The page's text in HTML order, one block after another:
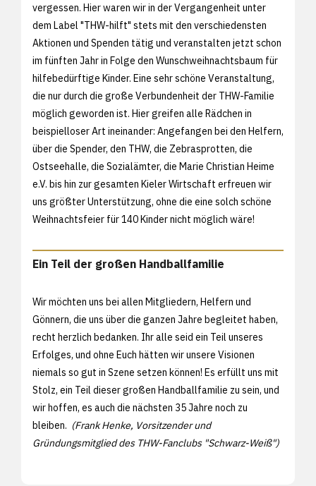
vergessen. Hier waren wir in der Vergangenheit unter
dem Label "THW-hilft" stets mit den verschiedensten
Aktionen und Spenden tätig und veranstalten jetzt schon
im fünften Jahr in Folge den Wunschweihnachtsbaum für
hilfebedürftige Kinder. Eine sehr schöne Veranstaltung,
die nur durch die große Verbundenheit der THW-Familie
möglich geworden ist. Hier greifen alle Rädchen in
beispielloser Art ineinander: Angefangen bei den Helfern,
über die Spender, den THW, die Zebrasprotten, die
Ostseehalle, die Sozialämter, die Marie Christian Heime
e.V. bis hin zur gesamten Kieler Wirtschaft erfreuen wir
uns größter Unterstützung, ohne die eine solch schöne
Weihnachtsfeier für 140 Kinder nicht möglich wäre!
Ein Teil der großen Handballfamilie
Wir möchten uns bei allen Mitgliedern, Helfern und
Gönnern, die uns über die ganzen Jahre begleitet haben,
recht herzlich bedanken. Ihr alle seid ein Teil unseres
Erfolges, und ohne Euch hätten wir unsere Visionen
niemals so gut in Szene setzen können! Es erfüllt uns mit
Stolz, ein Teil dieser großen Handballfamilie zu sein, und
wir hoffen, es auch die nächsten 35 Jahre noch zu
bleiben. (Frank Henke, Vorsitzender und
Gründungsmitglied des THW-Fanclubs "Schwarz-Weiß")